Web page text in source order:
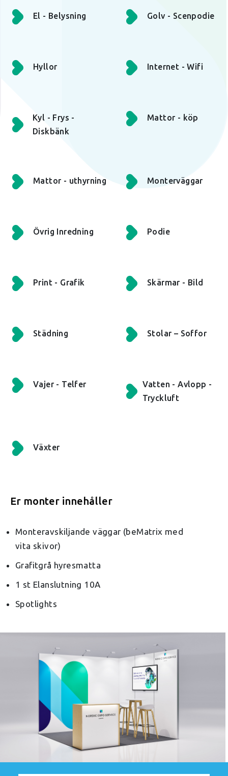
El - Belysning Golv - Scenpodie
Hyllor Internet - Wifi
Kyl - Frys -
Diskbänk
Mattor - köp
Mattor - uthyrning Monterväggar
Övrig Inredning Podie
Print - Grafik Skärmar - Bild
Städning Stolar – Soffor
Vajer - Telfer
Vatten - Avlopp -
Tryckluft
Växter
Er monter innehåller
Monteravskiljande väggar (beMatrix med
vita skivor)
Grafitgrå hyresmatta
1 st Elanslutning 10A
Spotlights